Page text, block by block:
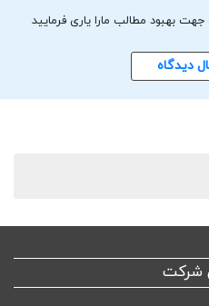
بهبود مطالب مارا یاری فرمایید
دیدگاه
شرکت